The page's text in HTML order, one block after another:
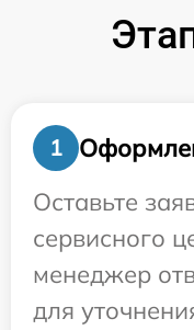
1
Оставьте
сервисного
менеджер
для